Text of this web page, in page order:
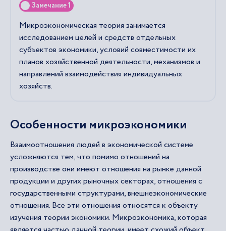
Замечание 1
Микроэкономическая теория занимается
исследованием целей и средств отдельных
субъектов экономики, условий совместимости их
планов хозяйственной деятельности, механизмов и
направлений взаимодействия индивидуальных
хозяйств.
Особенности микроэкономики
Взаимоотношения людей в экономической системе
усложняются тем, что помимо отношений на
производстве они имеют отношения на рынке данной
продукции и других рыночных секторах, отношения с
государственными структурами, внешнеэкономические
отношения. Все эти отношения относятся к объекту
изучения теории экономики. Микроэкономика, которая